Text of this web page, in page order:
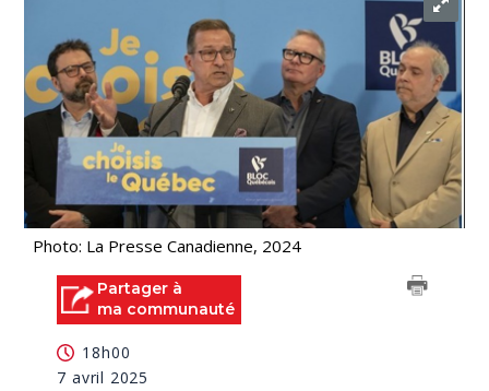
Photo: La Presse Canadienne, 2024
Partager à
ma communauté
18h00
7 avril 2025